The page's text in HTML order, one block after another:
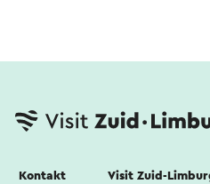
Kontakt Visit Zuid-